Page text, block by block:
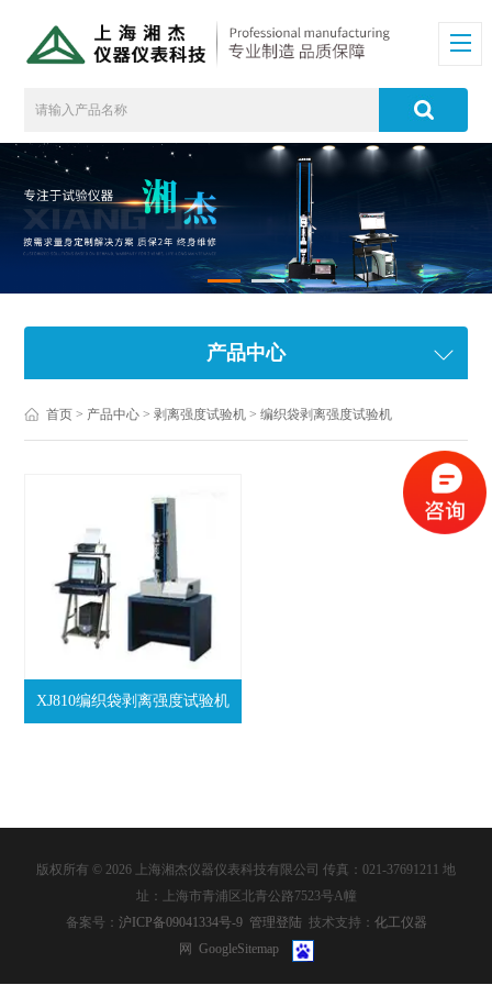
产品中心
首页 > 产品中心 >剥离强度试验机 >编织袋剥离强度试验机
XJ810编织袋剥离强度试验机
版权所有 © 2026 上海湘杰仪器仪表科技有限公司 传真：021-37691211 地
址：上海市青浦区北青公路7523号A幢
备案号： 沪ICP备09041334号-9 管理登陆 技术支持： 化工仪器
网 GoogleSitemap